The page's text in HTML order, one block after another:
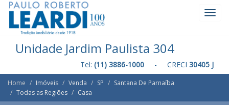
Unidade Jardim Paulista 304
Tel: (11) 3886-1000 - CRECI 30405 J
Home Imóveis Venda SP
Santana De Parnaíba
Todas as Regiões
Casa